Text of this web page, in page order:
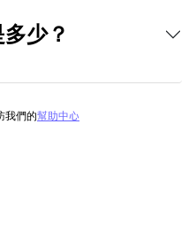
少？
我們的幫助中心